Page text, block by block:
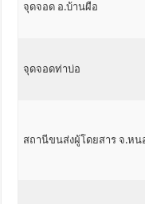
จุดจอด อ.บ้านผือ
จุดจอดท่าบ่อ
สถานีขนส่งผู้โดยสาร จ.หน